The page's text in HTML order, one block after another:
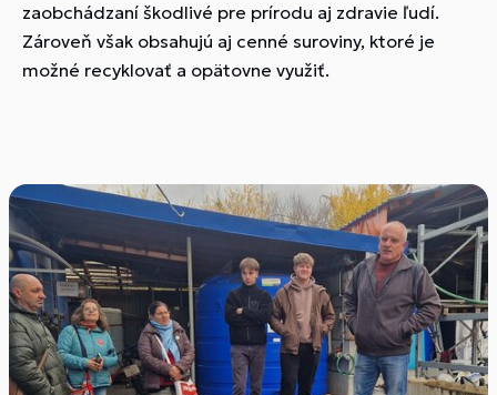
zaobchádzaní škodlivé pre prírodu aj zdravie ľudí.
Zároveň však obsahujú aj cenné suroviny, ktoré je
možné recyklovať a opätovne využiť.